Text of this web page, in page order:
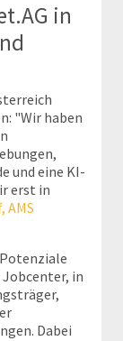
in
"Wir haben
und eine KI-
erst in
AMS
Jobcenter, in
Dabei